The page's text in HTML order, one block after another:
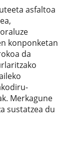
asfaltoa
konponketan
da
Merkagune
sustatzea du